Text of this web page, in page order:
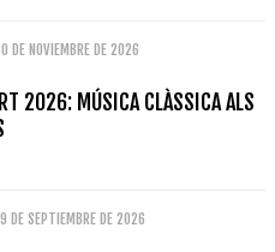
NOVIEMBRE DE 2026
2026: MÚSICA CLÀSSICA ALS
SEPTIEMBRE DE 2026